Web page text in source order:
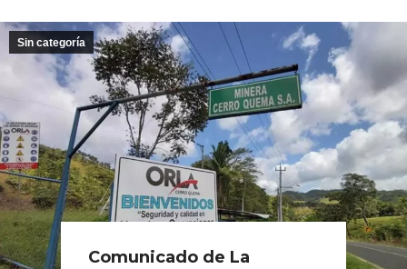
Sin categoría
Comunicado de La